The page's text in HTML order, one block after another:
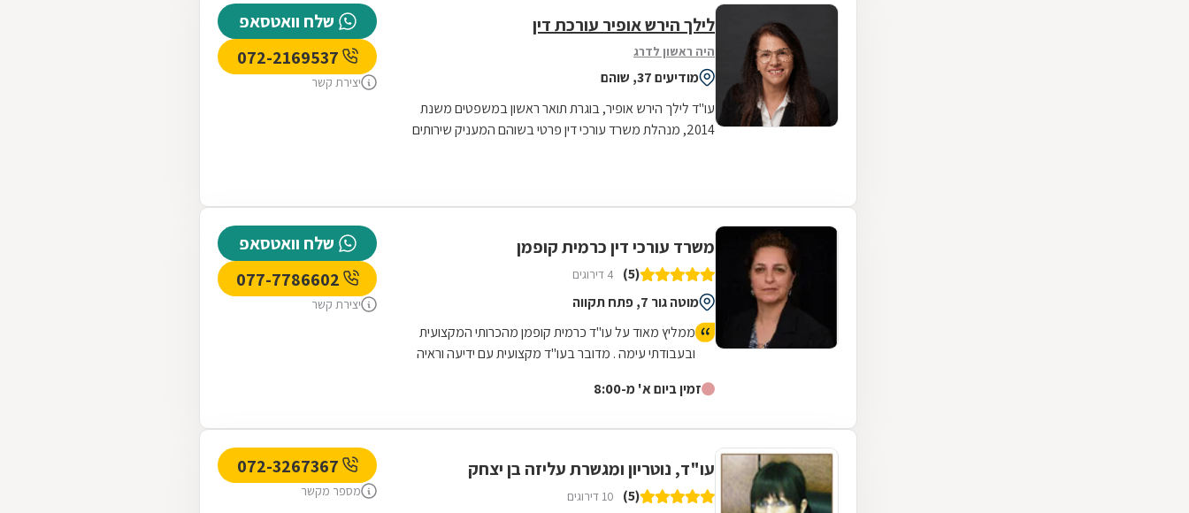
לילך הירש אופיר עורכת דין
היה ראשון לדרג
מודיעים 37, שוהם
עו"ד לילך הירש אופיר, בוגרת תואר ראשון במשפטים משנת
2014, מנהלת משרד עורכי דין פרטי בשוהם המעניק שירותים
שלח וואטסאפ
יצירת קשר
משרד עורכי דין כרמית קופמן
(5) 4 דירוגים
מוטה גור 7, פתח תקווה
ממליץ מאוד על עו"ד כרמית קופמן מהכרותי המקצועית
ובעבודתי עימה . מדובר בעו"ד מקצועית עם ידיעה וראיה
לייצוג .
זמין ביום א' מ-8:00
שלח וואטסאפ
יצירת קשר
עו"ד, נוטריון ומגשרת עליזה בן יצחק
(5) 10 דירוגים מספר מקשר